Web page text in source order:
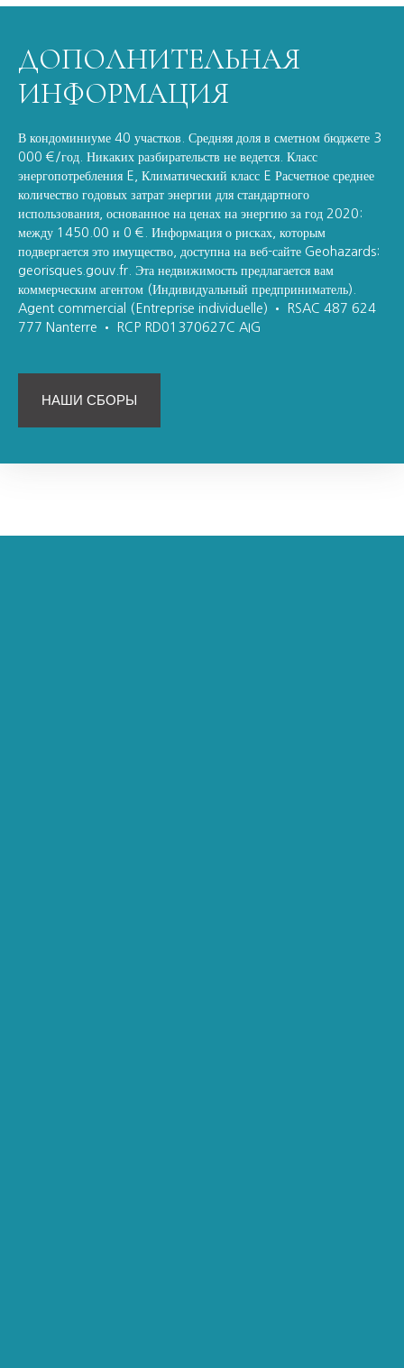
ДОПОЛНИТЕЛЬНАЯ
ИНФОРМАЦИЯ
В кондоминиуме 40 участков. Средняя доля в сметном бюджете 3
000 €/год. Никаких разбирательств не ведется. Класс
энергопотребления E, Климатический класс E Расчетное среднее
количество годовых затрат энергии для стандартного
использования, основанное на ценах на энергию за год 2020:
между 1450.00 и 0 €. Информация о рисках, которым
подвергается это имущество, доступна на веб-сайте Geohazards:
georisques.gouv.fr. Эта недвижимость предлагается вам
коммерческим агентом (Индивидуальный предприниматель).
Agent commercial (Entreprise individuelle) • RSAC 487 624
777 Nanterre • RCP RD01370627C AIG
НАШИ СБОРЫ